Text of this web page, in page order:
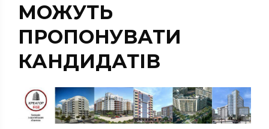
МОЖУТЬ
ПРОПОНУВАТИ
КАНДИДАТІВ